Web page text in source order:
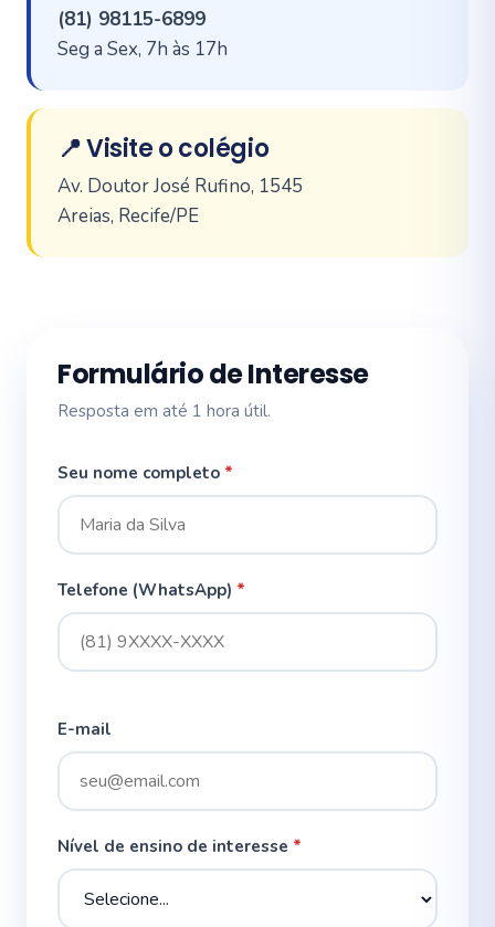
(81) 98115-6899
Seg a Sex, 7h às 17h
📍 Visite o colégio
Av. Doutor José Rufino, 1545
Areias, Recife/PE
Formulário de Interesse
Resposta em até 1 hora útil.
Seu nome completo *
Telefone (WhatsApp) *
E-mail
Nível de ensino de interesse *